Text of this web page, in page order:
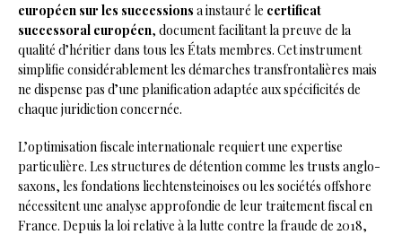
européen sur les successions a instauré le certificat
successoral européen, document facilitant la preuve de la
qualité d’héritier dans tous les États membres. Cet instrument
simplifie considérablement les démarches transfrontalières mais
ne dispense pas d’une planification adaptée aux spécificités de
chaque juridiction concernée.
L’optimisation fiscale internationale requiert une expertise
particulière. Les structures de détention comme les trusts anglo-
saxons, les fondations liechtensteinoises ou les sociétés offshore
nécessitent une analyse approfondie de leur traitement fiscal en
France. Depuis la loi relative à la lutte contre la fraude de 2018,